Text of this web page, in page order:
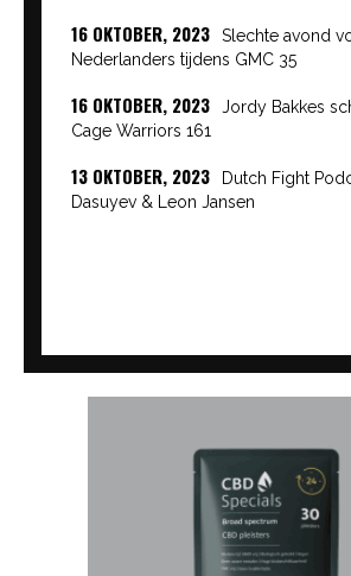
16 OKTOBER, 2023
Slechte avond
Nederlanders tijdens GMC 35
16 OKTOBER, 2023
Jordy Bakkes
Cage Warriors 161
13 OKTOBER, 2023
Dutch Fight
Dasuyev & Leon Jansen